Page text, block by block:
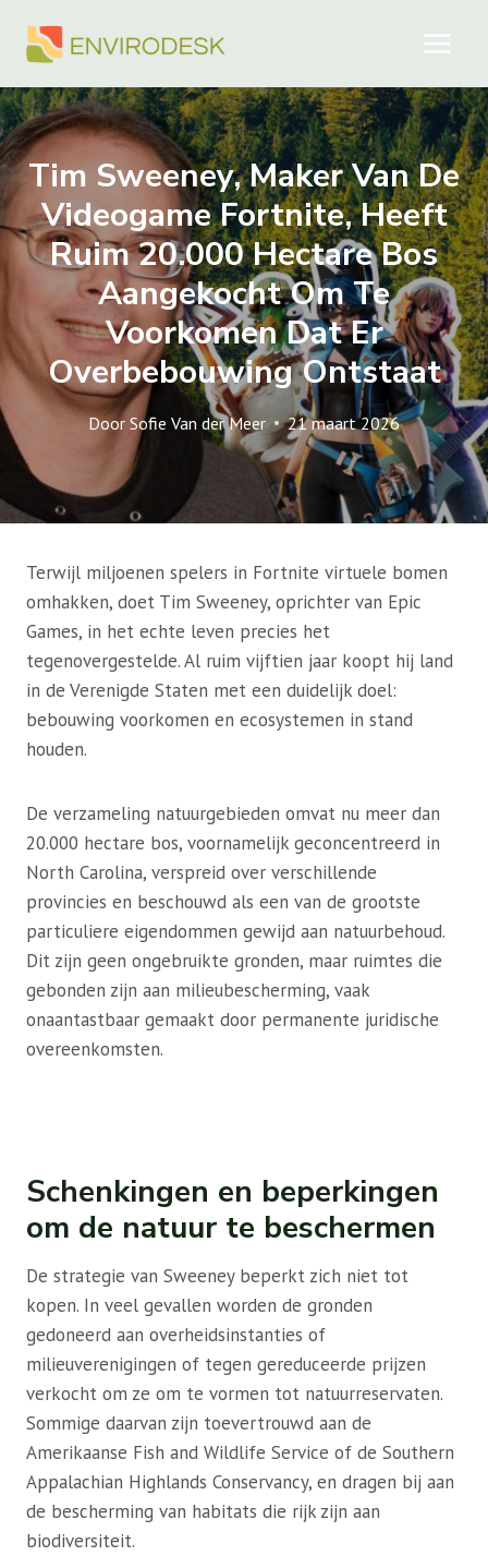
naar
Tim Sweeney, Maker Van De
Videogame Fortnite, Heeft
Ruim 20.000 Hectare Bos
Aangekocht Om Te
Voorkomen Dat Er
Overbebouwing Ontstaat
Door Sofie Van der Meer 21 maart 2026
Terwijl miljoenen spelers in Fortnite virtuele bomen
omhakken, doet Tim Sweeney, oprichter van Epic
Games, in het echte leven precies het
tegenovergestelde. Al ruim vijftien jaar koopt hij land
in de Verenigde Staten met een duidelijk doel:
bebouwing voorkomen en ecosystemen in stand
houden.
De verzameling natuurgebieden omvat nu meer dan
20.000 hectare bos, voornamelijk geconcentreerd in
North Carolina, verspreid over verschillende
provincies en beschouwd als een van de grootste
particuliere eigendommen gewijd aan natuurbehoud.
Dit zijn geen ongebruikte gronden, maar ruimtes die
gebonden zijn aan milieubescherming, vaak
onaantastbaar gemaakt door permanente juridische
overeenkomsten.
Schenkingen en beperkingen
om de natuur te beschermen
De strategie van Sweeney beperkt zich niet tot
kopen. In veel gevallen worden de gronden
gedoneerd aan overheidsinstanties of
milieuverenigingen of tegen gereduceerde prijzen
verkocht om ze om te vormen tot natuurreservaten.
Sommige daarvan zijn toevertrouwd aan de
Amerikaanse Fish and Wildlife Service of de Southern
Appalachian Highlands Conservancy, en dragen bij aan
de bescherming van habitats die rijk zijn aan
biodiversiteit.